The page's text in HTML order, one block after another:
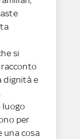
si
dignità e
per
una cosa